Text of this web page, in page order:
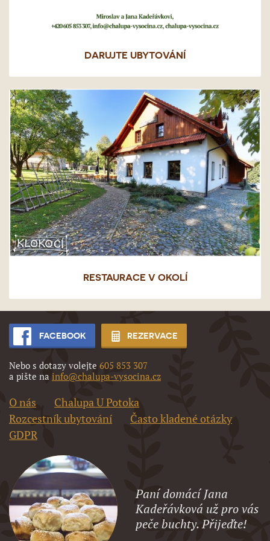
DARUJTE UBYTOVÁNÍ
RESTAURACE V OKOLÍ
FACEBOOK REZERVACE
Nebo s dotazy volejte 605 853 307
a pište na info@chalupa-vysocina.cz
O nás
Chalupa U Potoka
Rozcestník ubytování
Často kladené otázky
GDPR
Paní domácí Jana
Kadeřávková už pro vás
peče buchty. Přijeďte!